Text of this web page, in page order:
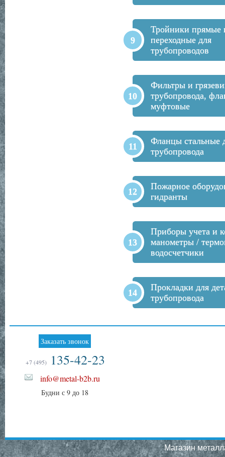
Тройники прямые
переходные для
трубопроводов
Фильтры и
трубопровода,
муфтовые
Фланцы стальные
трубопровода
Пожарное
гидранты
Приборы учета и
манометры /
водосчетчики
Прокладки для
трубопровода
Заказать звонок
+7 (495) 135-42-23
info@metal-b2b.ru
Будни с 9 до 18
Магазин